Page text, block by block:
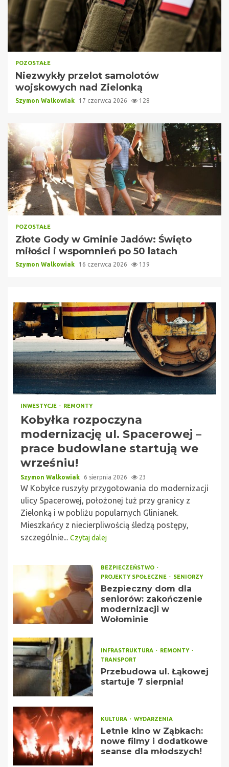
POZOSTAŁE
Niezwykły przelot samolotów
wojskowych nad Zielonką
Szymon Walkowiak 17 czerwca 2026 128
POZOSTAŁE
Złote Gody w Gminie Jadów: Święto
miłości i wspomnień po 50 latach
Szymon Walkowiak 16 czerwca 2026 139
INWESTYCJE REMONTY
Kobyłka rozpoczyna
modernizację ul. Spacerowej –
prace budowlane startują we
wrześniu!
Szymon Walkowiak 6 sierpnia 2026 23
W Kobyłce ruszyły przygotowania do modernizacji
ulicy Spacerowej, położonej tuż przy granicy z
Zielonką i w pobliżu popularnych Glinianek.
Mieszkańcy z niecierpliwością śledzą postępy,
szczególnie... Czytaj dalej
BEZPIECZEŃSTWO
PROJEKTY SPOŁECZNE
SENIORZY
Bezpieczny dom dla
seniorów: zakończenie
modernizacji w
Wołominie
INFRASTRUKTURA
REMONTY
TRANSPORT
Przebudowa ul. Łąkowej
startuje 7 sierpnia!
KULTURA WYDARZENIA
Letnie kino w Ząbkach:
nowe filmy i dodatkowe
seanse dla młodszych!